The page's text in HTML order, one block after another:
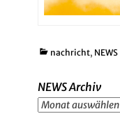
Kategorien
nachricht, NEWS
NEWS Archiv
NEWS